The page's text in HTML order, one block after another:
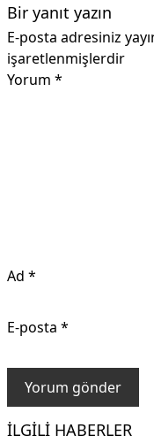
Bir yanıt yazın
E-posta adresiniz
işaretlenmişlerdir
Yorum *
Ad *
E-posta *
İLGILI HABERLER